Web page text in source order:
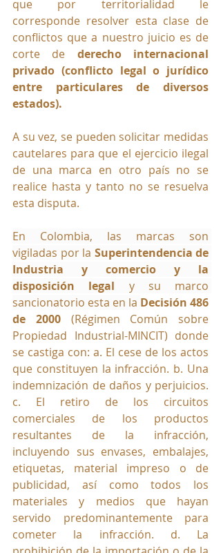
que por territorialidad le
corresponde resolver esta clase de
conflictos que a nuestro juicio es de
corte de derecho internacional
privado (conflicto legal o jurídico
entre particulares de diversos
estados).
A su vez, se pueden solicitar medidas
cautelares para que el ejercicio ilegal
de una marca en otro país no se
realice hasta y tanto no se resuelva
esta disputa.
En Colombia, las marcas son
vigiladas por la Superintendencia de
Industria y comercio y la
disposición legal y su marco
sancionatorio esta en la Decisión 486
de 2000 (Régimen Común sobre
Propiedad Industrial-MINCIT) donde
se castiga con: a. El cese de los actos
que constituyen la infracción. b. Una
indemnización de daños y perjuicios.
c. El retiro de los circuitos
comerciales de los productos
resultantes de la infracción,
incluyendo sus envases, embalajes,
etiquetas, material impreso o de
publicidad, así como todos los
materiales y medios que hayan
servido predominantemente para
cometer la infracción. d. La